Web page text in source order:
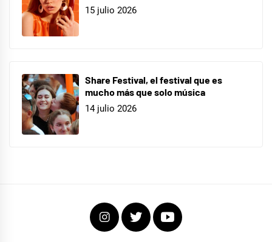
15 julio 2026
Share Festival, el festival que es
mucho más que solo música
14 julio 2026
InstagramTwitterYoutube